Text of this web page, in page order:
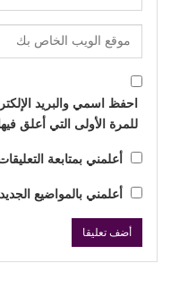
احفظ اسمي والبريد
للمرة الأولى التي أعلق
أعلمني بمتابعة
أعلمني بالمواضيع